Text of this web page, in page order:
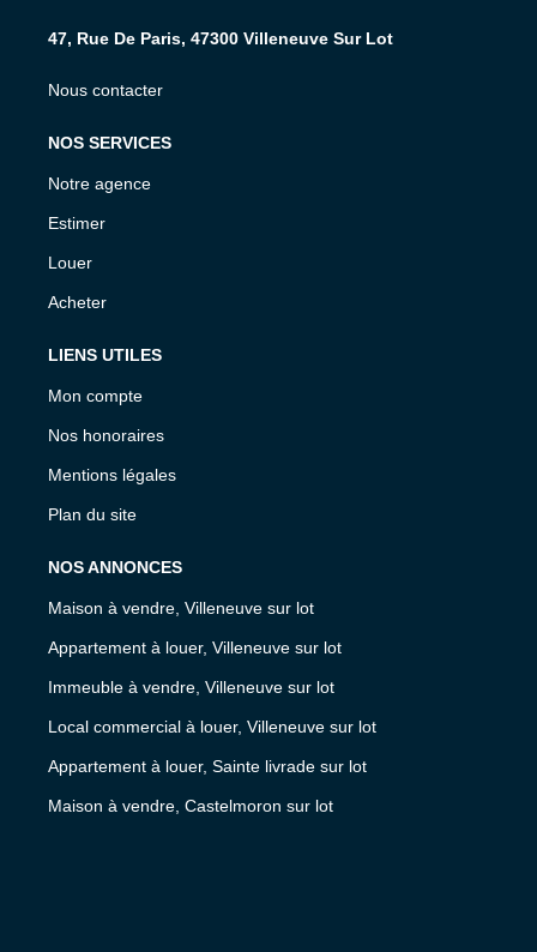
47, Rue De Paris, 47300 Villeneuve Sur Lot
Nous contacter
NOS SERVICES
Notre agence
Estimer
Louer
Acheter
LIENS UTILES
Mon compte
Nos honoraires
Mentions légales
Plan du site
NOS ANNONCES
Maison à vendre, Villeneuve sur lot
Appartement à louer, Villeneuve sur lot
Immeuble à vendre, Villeneuve sur lot
Local commercial à louer, Villeneuve sur lot
Appartement à louer, Sainte livrade sur lot
Maison à vendre, Castelmoron sur lot